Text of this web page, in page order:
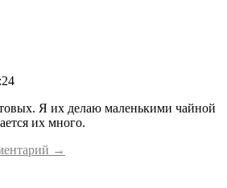
Я их делаю маленькими чайной
их много.
→